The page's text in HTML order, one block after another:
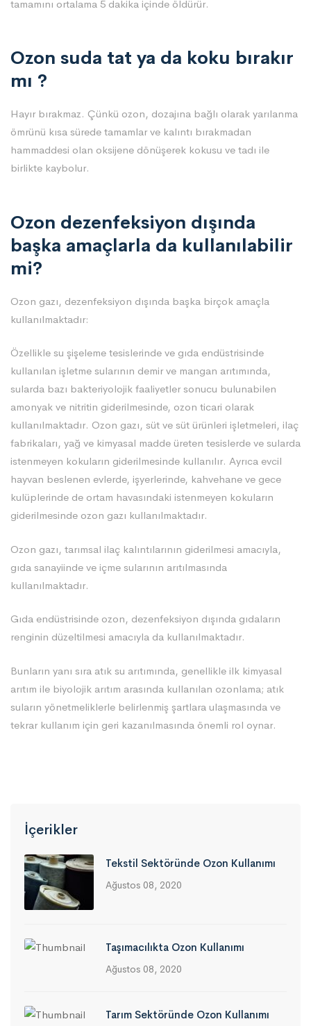
İçerikler
Tekstil Sektöründe Ozon Kullanımı
Ağustos 08, 2020
Taşımacılıkta Ozon Kullanımı
Ağustos 08, 2020
Tarım Sektöründe Ozon Kullanımı
tamamını ortalama 5 dakika içinde öldürür.
Ozon suda tat ya da koku bırakır
mı ?
Hayır bırakmaz. Çünkü ozon, dozajına bağlı olarak yarılanma
ömrünü kısa sürede tamamlar ve kalıntı bırakmadan
hammaddesi olan oksijene dönüşerek kokusu ve tadı ile
birlikte kaybolur.
Ozon dezenfeksiyon dışında
başka amaçlarla da kullanılabilir
mi?
Ozon gazı, dezenfeksiyon dışında başka birçok amaçla
kullanılmaktadır:
Özellikle su şişeleme tesislerinde ve gıda endüstrisinde
kullanılan işletme sularının demir ve mangan arıtımında,
sularda bazı bakteriyolojik faaliyetler sonucu bulunabilen
amonyak ve nitritin giderilmesinde, ozon ticari olarak
kullanılmaktadır. Ozon gazı, süt ve süt ürünleri işletmeleri, ilaç
fabrikaları, yağ ve kimyasal madde üreten tesislerde ve sularda
istenmeyen kokuların giderilmesinde kullanılır. Ayrıca evcil
hayvan beslenen evlerde, işyerlerinde, kahvehane ve gece
kulüplerinde de ortam havasındaki istenmeyen kokuların
giderilmesinde ozon gazı kullanılmaktadır.
Ozon gazı, tarımsal ilaç kalıntılarının giderilmesi amacıyla,
gıda sanayiinde ve içme sularının arıtılmasında
kullanılmaktadır.
Gıda endüstrisinde ozon, dezenfeksiyon dışında gıdaların
renginin düzeltilmesi amacıyla da kullanılmaktadır.
Bunların yanı sıra atık su arıtımında, genellikle ilk kimyasal
arıtım ile biyolojik arıtım arasında kullanılan ozonlama; atık
suların yönetmeliklerle belirlenmiş şartlara ulaşmasında ve
tekrar kullanım için geri kazanılmasında önemli rol oynar.